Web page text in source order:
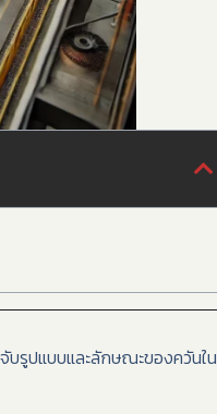
บรูปแบบและลักษณะของควันใน